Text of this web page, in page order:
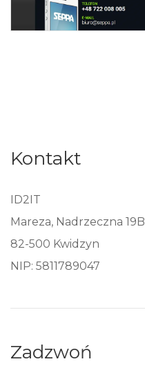
Kontakt
ID2IT
Mareza, Nadrzeczna 19B
82-500 Kwidzyn
NIP: 5811789047
Zadzwoń